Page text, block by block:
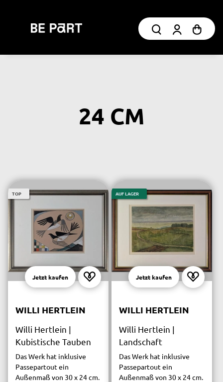
24 CM
TOP
Jetzt kaufen
WILLI HERTLEIN
Willi Hertlein |
Kubistische Tauben
Das Werk hat inklusive
Passepartout ein
Außenmaß von 30 x 24 cm.
AUF LAGER
Jetzt kaufen
WILLI HERTLEIN
Willi Hertlein |
Landschaft
Das Werk hat inklusive
Passepartout ein
Außenmaß von 30 x 24 cm.